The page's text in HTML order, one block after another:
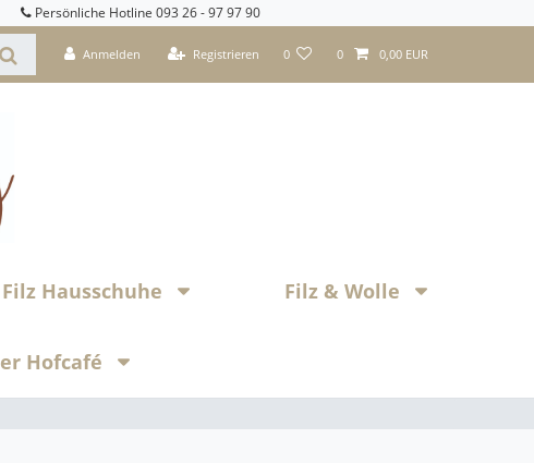
Persönliche Hotline 093 26 - 97 97 90
Anmelden Registrieren 0 0 0,00 EUR
Filz Hausschuhe Filz & Wolle
Hofcafé